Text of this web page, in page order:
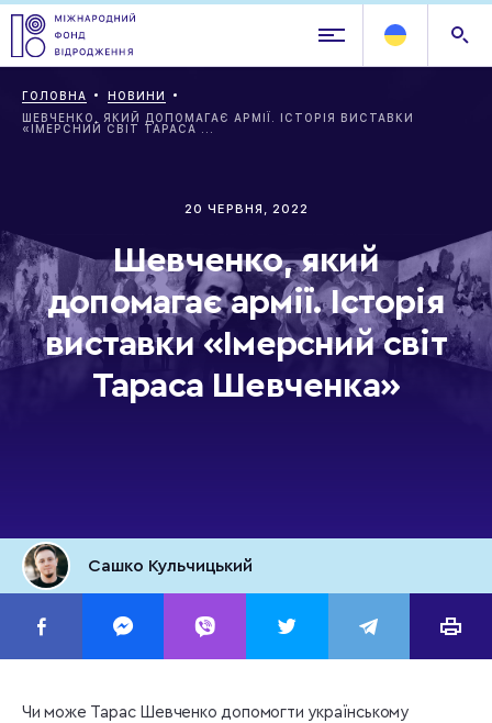
ГОЛОВНА
НОВИНИ
ШЕВЧЕНКО, ЯКИЙ ДОПОМАГАЄ АРМІЇ. ІСТОРІЯ ВИСТАВКИ
«ІМЕРСНИЙ СВІТ ТАРАСА ...
20 ЧЕРВНЯ, 2022
Шевченко, який
допомагає армії. Історія
виставки «Імерсний світ
Тараса Шевченка»
Сашко Кульчицький
Чи може Тарас Шевченко допомогти українському